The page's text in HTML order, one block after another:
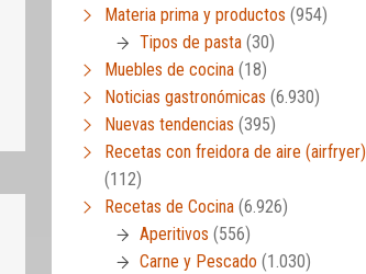
Materia prima y productos (954)
Tipos de pasta (30)
Muebles de cocina (18)
Noticias gastronómicas (6.930)
Nuevas tendencias (395)
Recetas con freidora de aire (airfryer)
(112)
Recetas de Cocina (6.926)
Aperitivos (556)
Carne y Pescado (1.030)